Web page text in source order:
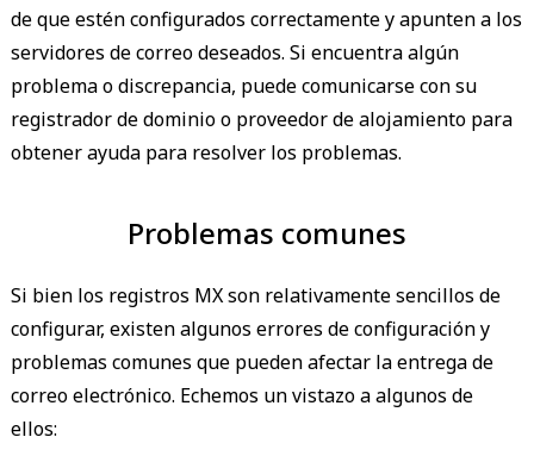
de que estén configurados correctamente y apunten a los
servidores de correo deseados. Si encuentra algún
problema o discrepancia, puede comunicarse con su
registrador de dominio o proveedor de alojamiento para
obtener ayuda para resolver los problemas.
Problemas comunes
Si bien los registros MX son relativamente sencillos de
configurar, existen algunos errores de configuración y
problemas comunes que pueden afectar la entrega de
correo electrónico. Echemos un vistazo a algunos de
ellos: